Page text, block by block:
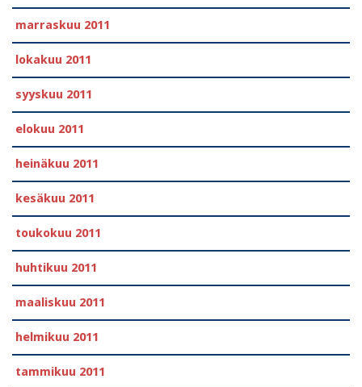
marraskuu 2011
lokakuu 2011
syyskuu 2011
elokuu 2011
heinäkuu 2011
kesäkuu 2011
toukokuu 2011
huhtikuu 2011
maaliskuu 2011
helmikuu 2011
tammikuu 2011